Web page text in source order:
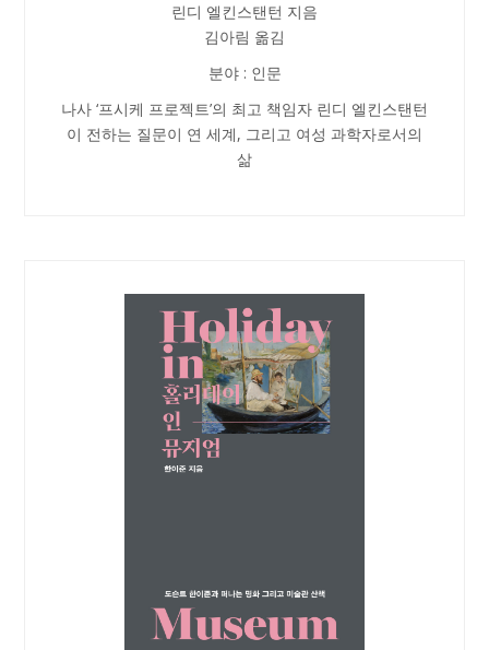
린디 엘킨스탠턴 지음
김아림 옮김
분야 : 인문
나사 ‘프시케 프로젝트’의 최고 책임자 린디 엘킨스탠턴
이 전하는 질문이 연 세계, 그리고 여성 과학자로서의
삶